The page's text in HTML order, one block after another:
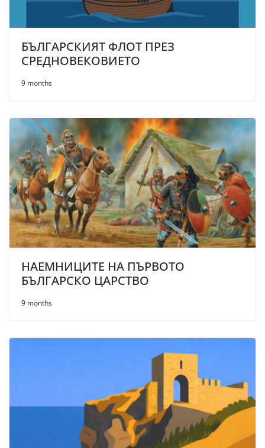
БЪЛГАРСКИЯТ ФЛОТ ПРЕЗ
СРЕДНОВЕКОВИЕТО
9 months
НАЕМНИЦИТЕ НА ПЪРВОТО
БЪЛГАРСКО ЦАРСТВО
9 months